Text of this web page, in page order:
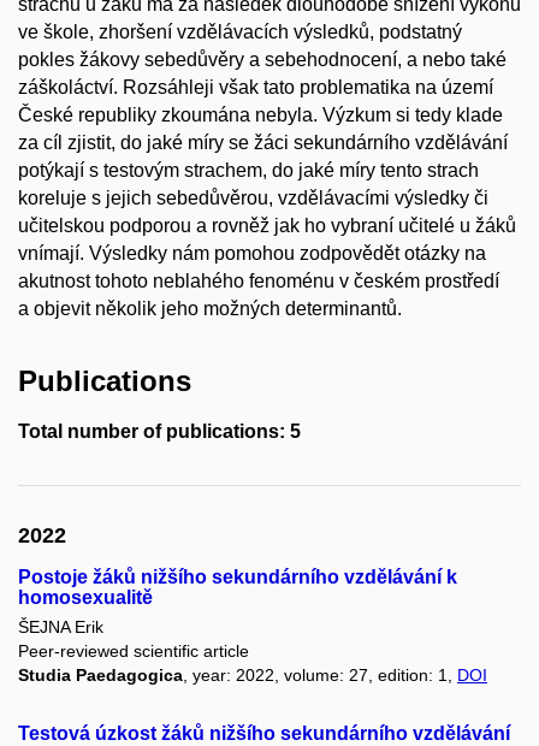
strachu u žáků má za následek dlouhodobé snížení výkonu
ve škole, zhoršení vzdělávacích výsledků, podstatný
pokles žákovy sebedůvěry a sebehodnocení, a nebo také
záškoláctví. Rozsáhleji však tato problematika na území
České republiky zkoumána nebyla. Výzkum si tedy klade
za cíl zjistit, do jaké míry se žáci sekundárního vzdělávání
potýkají s testovým strachem, do jaké míry tento strach
koreluje s jejich sebedůvěrou, vzdělávacími výsledky či
učitelskou podporou a rovněž jak ho vybraní učitelé u žáků
vnímají. Výsledky nám pomohou zodpovědět otázky na
akutnost tohoto neblahého fenoménu v českém prostředí
a objevit několik jeho možných determinantů.
Publications
Total number of publications: 5
2022
Postoje žáků nižšího sekundárního vzdělávání k
homosexualitě
ŠEJNA Erik
Peer-reviewed scientific article
Studia Paedagogica , year: 2022, volume: 27, edition: 1, DOI
Testová úzkost žáků nižšího sekundárního vzdělávání